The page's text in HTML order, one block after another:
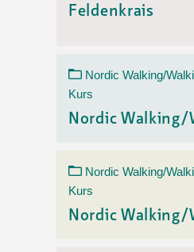
Feldenkrais
Nordic Walking/
Kurs
Nordic Walking/
Nordic Walking/
Kurs
Nordic Walking/